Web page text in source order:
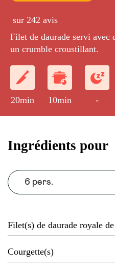
sur 242 avis
Filet de daurade servi avec
un crumble croustillant.
20min 10min -
Ingrédients pour
6 pers.
Filet(s) de daurade royale
Courgette(s)